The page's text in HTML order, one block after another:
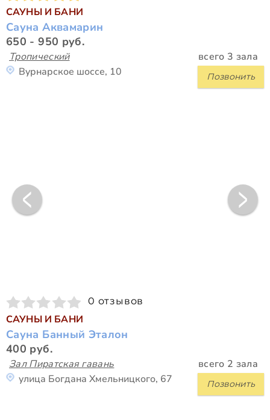
САУНЫ И БАНИ
Сауна Аквамарин
650 - 950 руб.
Тропический всего 3 зала
Позвонить
Вурнарское шоссе, 10
0 отзывов
САУНЫ И БАНИ
Сауна Банный Эталон
400 руб.
Зал Пиратская гавань всего 2 зала
Позвонить
улица Богдана Хмельницкого, 67